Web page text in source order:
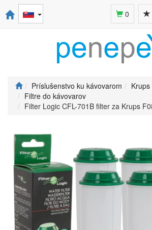
0
Príslušenstvo ku kávovarom
Krups
Filtre do kávovarov
Filter Logic CFL-701B filter za Krups